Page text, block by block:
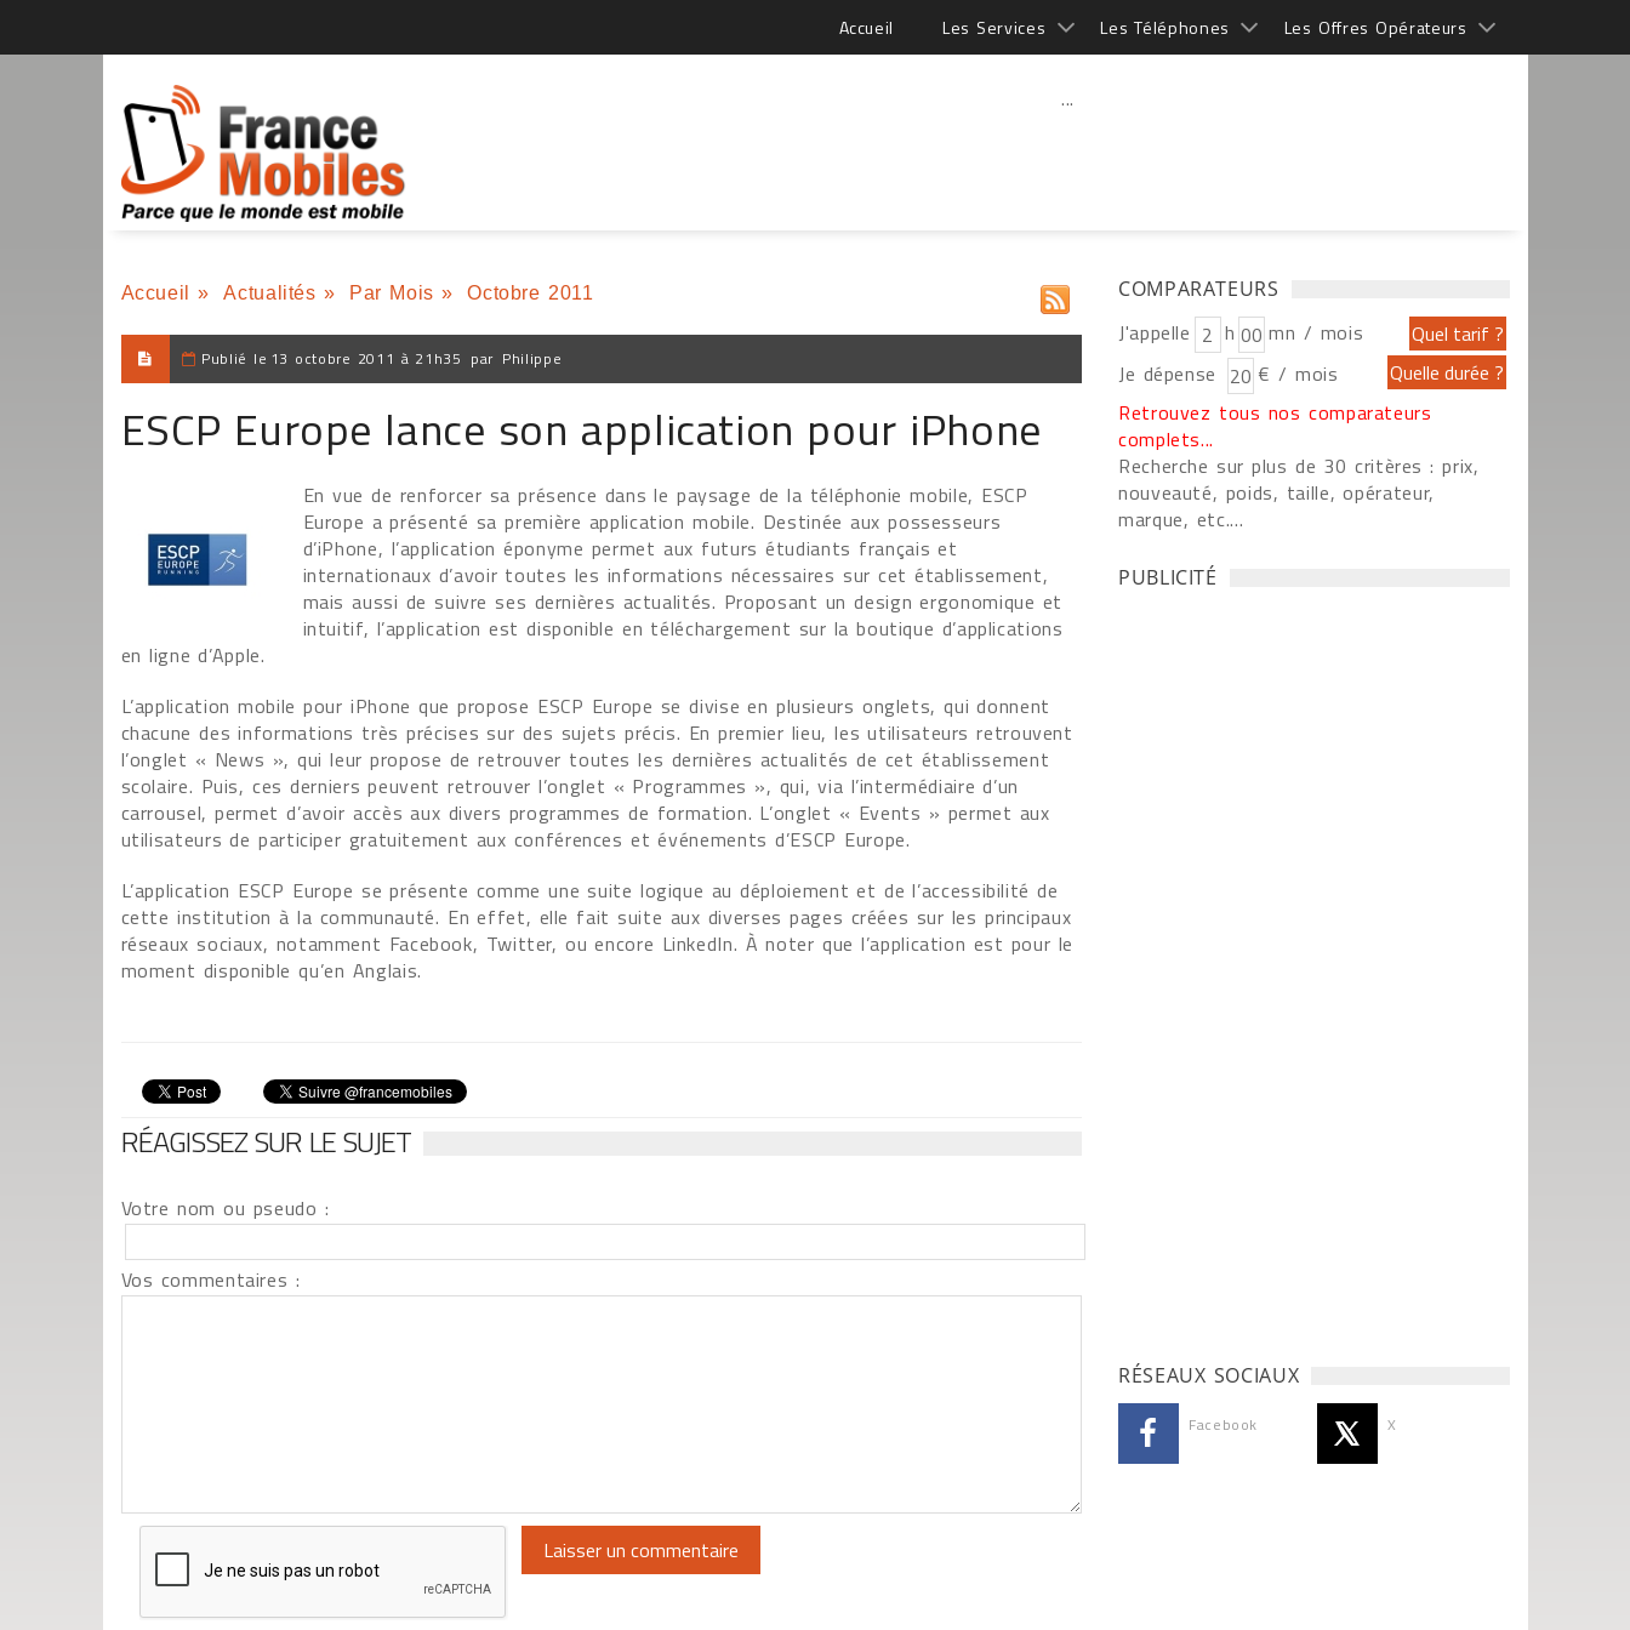
Accueil Les Services Les Téléphones Les Offres Opérateurs
...
Accueil » Actualités » Par Mois » Octobre 2011
Publié le 13 octobre 2011 à 21h35 par Philippe
ESCP Europe lance son application pour iPhone
En vue de renforcer sa présence dans le paysage de la téléphonie mobile, ESCP
Europe a présenté sa première application mobile. Destinée aux possesseurs
d’iPhone, l’application éponyme permet aux futurs étudiants français et
internationaux d’avoir toutes les informations nécessaires sur cet établissement,
mais aussi de suivre ses dernières actualités. Proposant un design ergonomique et
intuitif, l’application est disponible en téléchargement sur la boutique d’applications
en ligne d’Apple.
L’application mobile pour iPhone que propose ESCP Europe se divise en plusieurs onglets, qui donnent
chacune des informations très précises sur des sujets précis. En premier lieu, les utilisateurs retrouvent
l’onglet « News », qui leur propose de retrouver toutes les dernières actualités de cet établissement
scolaire. Puis, ces derniers peuvent retrouver l’onglet « Programmes », qui, via l’intermédiaire d’un
carrousel, permet d’avoir accès aux divers programmes de formation. L’onglet « Events » permet aux
utilisateurs de participer gratuitement aux conférences et événements d’ESCP Europe.
L’application ESCP Europe se présente comme une suite logique au déploiement et de l’accessibilité de
cette institution à la communauté. En effet, elle fait suite aux diverses pages créées sur les principaux
réseaux sociaux, notamment Facebook, Twitter, ou encore LinkedIn. À noter que l’application est pour le
moment disponible qu’en Anglais.
RÉAGISSEZ SUR LE SUJET
Votre nom ou pseudo :
Vos commentaires :
COMPARATEURS
J'appelle h
mn / mois
Je dépense
€ / mois
Retrouvez tous nos comparateurs
complets...
Recherche sur plus de 30 critères : prix,
nouveauté, poids, taille, opérateur,
marque, etc....
PUBLICITÉ
RÉSEAUX SOCIAUX
Facebook X